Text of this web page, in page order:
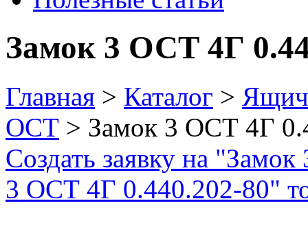
Замок 3 ОСТ 4Г
Главная > Каталог >
ОСТ > Замок 3 ОСТ 4Г
Создать заявку на
3 ОСТ 4Г 0.440.202-80"